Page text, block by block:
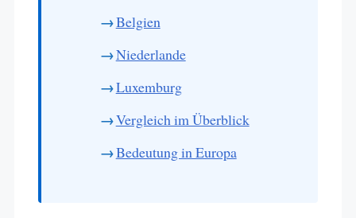
Belgien
Niederlande
Luxemburg
Vergleich im Überblick
Bedeutung in Europa